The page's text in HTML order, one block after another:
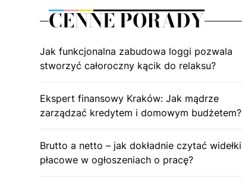
CENNE PORADY
Jak funkcjonalna zabudowa loggi pozwala
stworzyć całoroczny kącik do relaksu?
Ekspert finansowy Kraków: Jak mądrze
zarządzać kredytem i domowym budżetem?
Brutto a netto – jak dokładnie czytać widełki
płacowe w ogłoszeniach o pracę?